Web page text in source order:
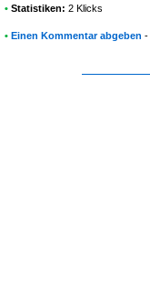
• Statistiken: 2 Klicks
• Einen Kommentar abgeben -